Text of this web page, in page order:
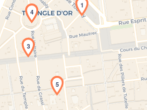
Chargement de la carte en cours...
1
3
4
5